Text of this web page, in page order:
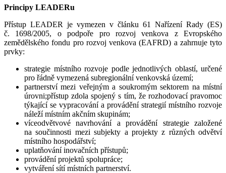
Principy LEADERu
Přístup LEADER je vymezen v článku 61 Nařízení Rady (ES)
č. 1698/2005, o podpoře pro rozvoj venkova z Evropského
zemědělského fondu pro rozvoj venkova (EAFRD) a zahrnuje tyto
prvky:
strategie místního rozvoje podle jednotlivých oblastí, určené
pro řádně vymezená subregionální venkovská území;
partnerství mezi veřejným a soukromým sektorem na místní
úrovni;přístup zdola spojený s tím, že rozhodovací pravomoc
týkající se vypracování a provádění strategií místního rozvoje
náleží místním akčním skupinám;
víceodvětvové navrhování a provádění strategie založené
na součinnosti mezi subjekty a projekty z různých odvětví
místního hospodářství;
uplatňování inovačních přístupů;
provádění projektů spolupráce;
vytváření sítí místních partnerství.